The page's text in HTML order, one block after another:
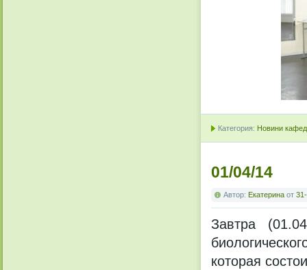
Категория: Новини
01/04/14
Автор: Екатерина от
Завтра
которая